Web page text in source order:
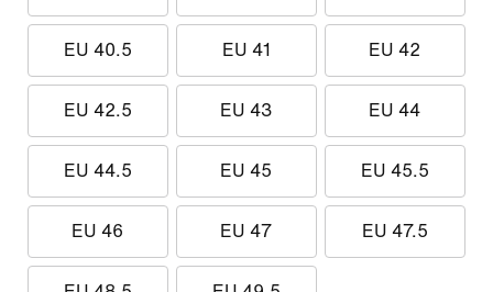
EU 40.5 EU 41 EU 42
EU 42.5 EU 43 EU 44
EU 44.5 EU 45 EU 45.5
EU 46 EU 47 EU 47.5